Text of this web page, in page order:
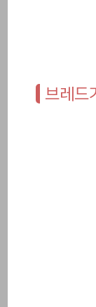
브레